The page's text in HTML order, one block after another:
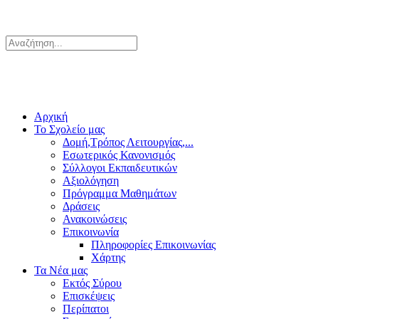
Αρχική
Το Σχολείο μας
Δομή,Τρόπος Λειτουργίας,...
Εσωτερικός Κανονισμός
Σύλλογοι Εκπαιδευτικών
Αξιολόγηση
Πρόγραμμα Μαθημάτων
Δράσεις
Ανακοινώσεις
Επικοινωνία
Πληροφορίες Επικοινωνίας
Χάρτης
Τα Νέα μας
Εκτός Σύρου
Επισκέψεις
Περίπατοι